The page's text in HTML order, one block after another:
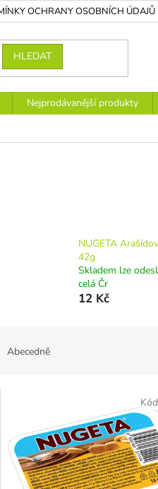
OCHRANY OSOBNÍCH ÚDAJŮ
HLEDAT
Nejprodávanější produkty
NUGETA
42g
Skladem lze
celá Čr
12 Kč
Abecedně